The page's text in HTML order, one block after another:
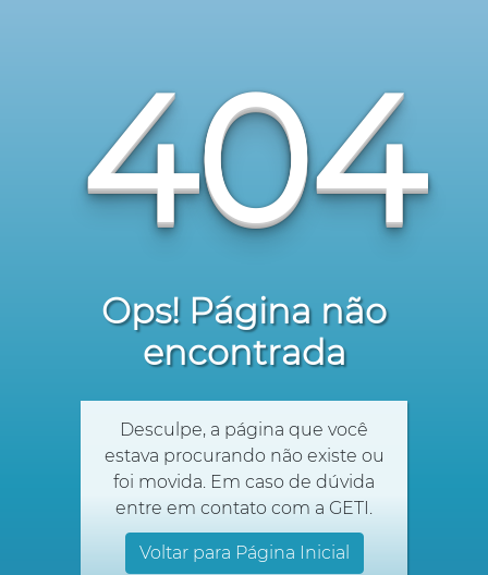
404
Ops! Página não
encontrada
Desculpe, a página que você
estava procurando não existe ou
foi movida. Em caso de dúvida
entre em contato com a GETI.
Voltar para Página Inicial